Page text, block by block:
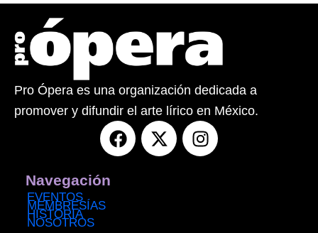
Pro Ópera es una organización dedicada a
promover y difundir el arte lírico en México.
F
a
X
-
I
n
Navegación
EVENTOS
MEMBRESÍAS
HISTORIA
NOSOTROS